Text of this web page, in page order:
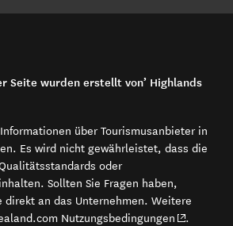
Seite wurden erstellt von’ Highlands
über Tourismusanbieter in
Es wird nicht gewährleistet, dass die
oder
Sollten Sie Fragen haben,
direkt an das Unternehmen. Weitere
Nutzungsbedingungen (opens in
.